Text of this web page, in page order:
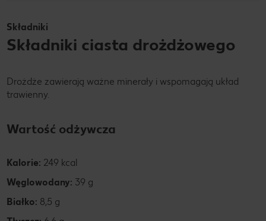
Składniki
Składniki ciasta drożdżowego
Drożdże zawierają ważne minerały i wspomagają układ
trawienny.
Wartość odżywcza
Kalorie: 249 kcal
Węglowodany: 39 g
Białko: 8,5 g